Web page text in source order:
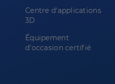
Centre d'applications
3D
Équipement
d'occasion certifié